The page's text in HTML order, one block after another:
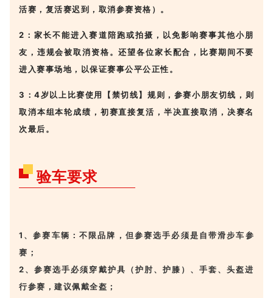
活赛，复活赛迟到，取消参赛资格）。
2：家长不能进入赛道陪跑或拍摄，以免影响赛事其他小朋
友，违规会被取消资格。还望各位家长配合，比赛期间不要
进入赛事场地，以保证赛事公平公正性。
3：4岁以上比赛使用【禁切线】规则，参赛小朋友切线，则
取消本组本轮成绩，初赛直接复活，半决直接取消，决赛名
次最后。
验车要求
1、参赛车辆：不限品牌，但参赛选手必须是自带滑步车参
赛；
2、参赛选手必须穿戴护具（护肘、护膝）、手套、头盔进
行参赛，建议佩戴全盔；